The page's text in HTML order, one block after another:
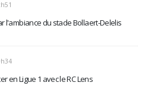
l'ambiance du stade Bollaert-Delelis
en Ligue 1 avec le RC Lens